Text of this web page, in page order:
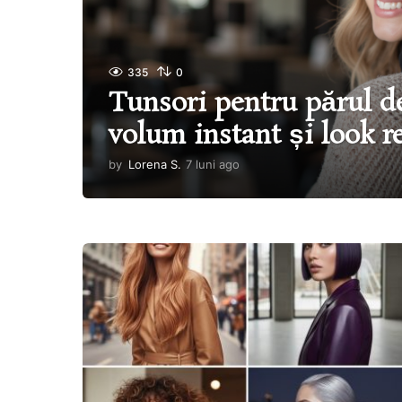
335 0
Tunsori pentru părul
volum instant și look
by Lorena S. 7 luni ago
u
a
g
o